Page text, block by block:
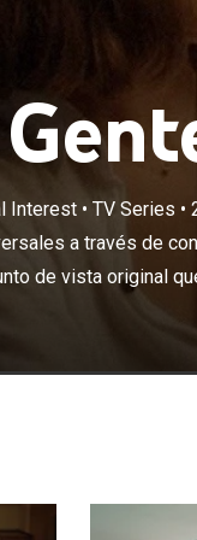
Interest• TV Series •
a través de
de vista original
Serie que
dos
buscan
sus propias